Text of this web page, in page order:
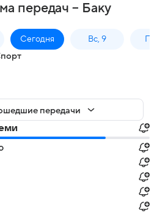
передач – Баку
Сегодня Вс, 9
передачи